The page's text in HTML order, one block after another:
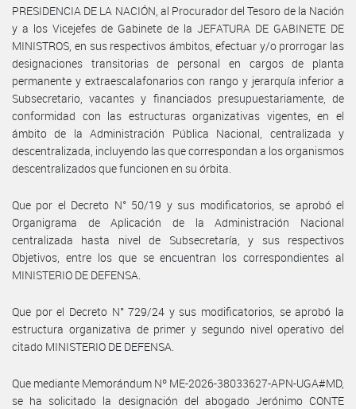
PRESIDENCIA DE LA NACIÓN, al Procurador del Tesoro de la Nación
y a los Vicejefes de Gabinete de la JEFATURA DE GABINETE DE
MINISTROS, en sus respectivos ámbitos, efectuar y/o prorrogar las
designaciones transitorias de personal en cargos de planta
permanente y extraescalafonarios con rango y jerarquía inferior a
Subsecretario, vacantes y financiados presupuestariamente, de
conformidad con las estructuras organizativas vigentes, en el
ámbito de la Administración Pública Nacional, centralizada y
descentralizada, incluyendo las que correspondan a los organismos
descentralizados que funcionen en su órbita.
Que por el Decreto N° 50/19 y sus modificatorios, se aprobó el
Organigrama de Aplicación de la Administración Nacional
centralizada hasta nivel de Subsecretaría, y sus respectivos
Objetivos, entre los que se encuentran los correspondientes al
MINISTERIO DE DEFENSA.
Que por el Decreto N° 729/24 y sus modificatorios, se aprobó la
estructura organizativa de primer y segundo nivel operativo del
citado MINISTERIO DE DEFENSA.
Que mediante Memorándum Nº ME-2026-38033627-APN-UGA#MD,
se ha solicitado la designación del abogado Jerónimo CONTE